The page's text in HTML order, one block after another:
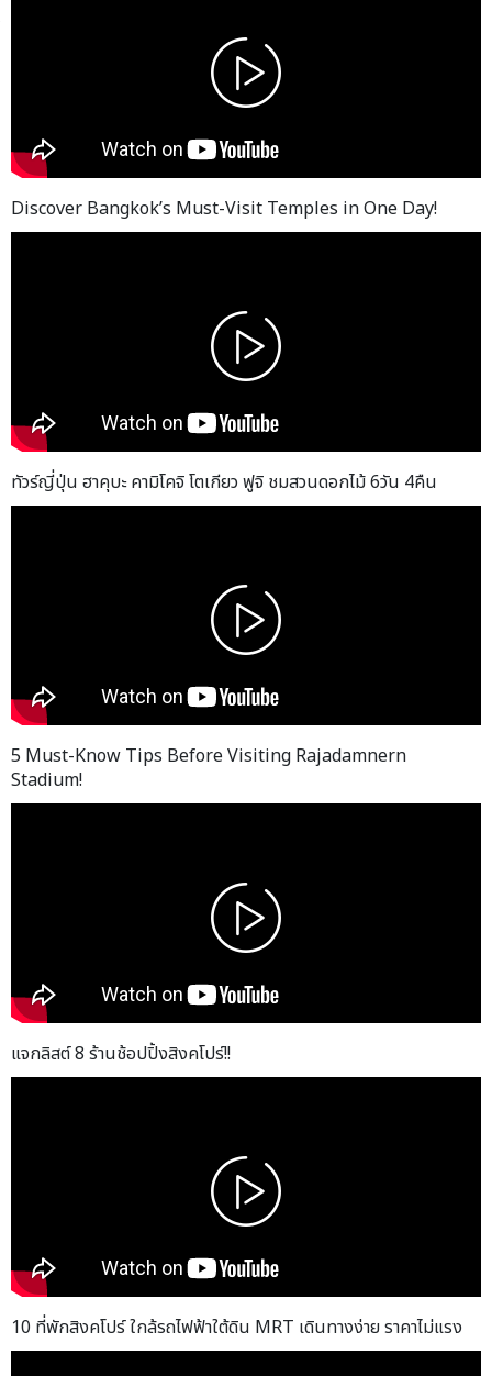
Discover Bangkok’s Must-Visit Temples in One Day!
ทัวร์ญี่ปุ่น ฮาคุบะ คามิโคจิ โตเกียว ฟูจิ ชมสวนดอกไม้ 6วัน 4คืน
5 Must-Know Tips Before Visiting Rajadamnern
Stadium!
แจกลิสต์ 8 ร้านช้อปปิ้งสิงคโปร์!!
10 ที่พักสิงคโปร์ ใกล้รถไฟฟ้าใต้ดิน MRT เดินทางง่าย ราคาไม่แรง